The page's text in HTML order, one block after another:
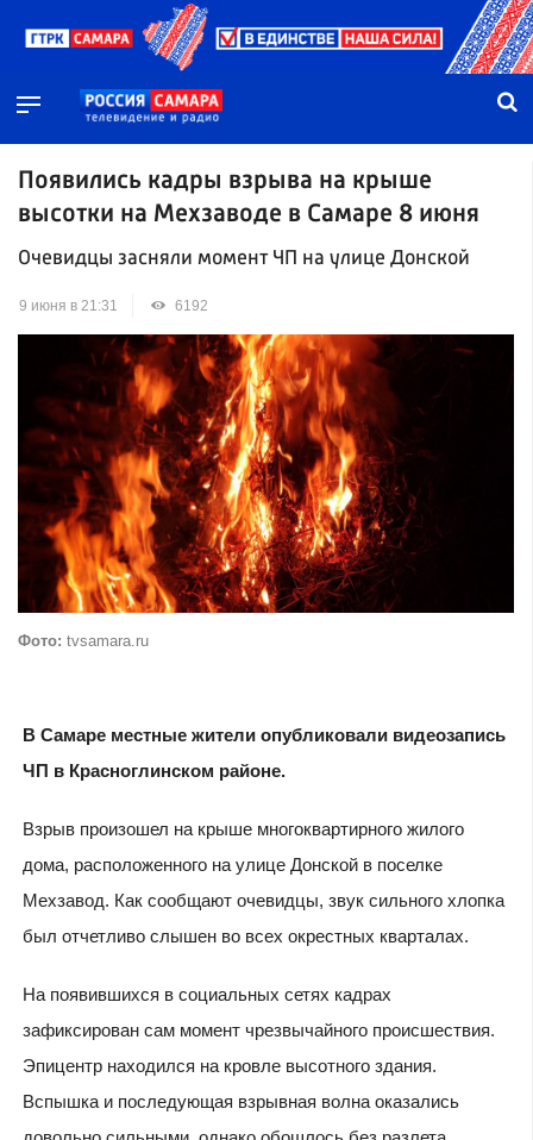
Появились кадры взрыва на крыше
высотки на Мехзаводе в Самаре 8 июня
Очевидцы засняли момент ЧП на улице Донской
9 июня в 21:31 6192
Фото: tvsamara.ru
В Самаре местные жители опубликовали видеозапись
ЧП в Красноглинском районе.
Взрыв произошел на крыше многоквартирного жилого
дома, расположенного на улице Донской в поселке
Мехзавод. Как сообщают очевидцы, звук сильного хлопка
был отчетливо слышен во всех окрестных кварталах.
На появившихся в социальных сетях кадрах
зафиксирован сам момент чрезвычайного происшествия.
Эпицентр находился на кровле высотного здания.
Вспышка и последующая взрывная волна оказались